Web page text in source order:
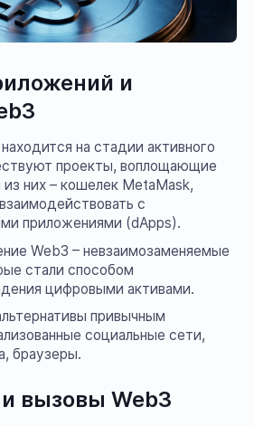
и
на стадии активного
проекты, воплощающие
них – кошелек MetaMask,
с
приложениями (dApps).
Web3 – невзаимозаменяемые
стали способом
цифровыми активами.
привычным
социальные сети,
браузеры.
вызовы Web3